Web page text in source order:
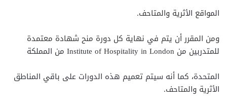
المواقع الأثرية والمتاحف.
ومن المقرر أن يتم في نهاية كل دورة منح شهادة معتمدة
للمتدربين من Institute of Hospitality in London من المملكة
المتحدة، كما أنه سيتم تعميم هذه الدورات على باقي المناطق
الأثرية والمتاحف.